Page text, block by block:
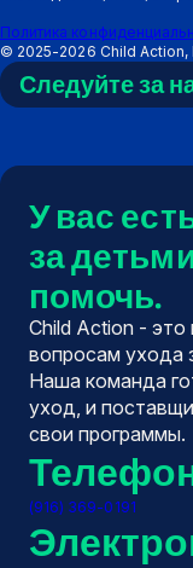
Политика
© 2025-2026 Child
Следуйте за
У вас
за
помочь.
Child Action -
вопросам ухода
Наша команда
уход, и
свои программы.
(916) 369-0191